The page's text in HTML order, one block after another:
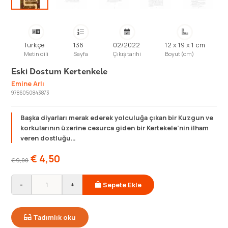
Türkçe
Metin dili
136
Sayfa
02/2022
Çıkış tarihi
12 x 19 x 1 cm
Boyut (cm)
Eski Dostum Kertenkele
Emine Arlı
9786050843873
Başka diyarları merak ederek yolculuğa çıkan bir Kuzgun ve
korkularının üzerine cesurca giden bir Kertekele’nin ilham
veren dostluğu…
€9,00 € 4,50
- + Sepete Ekle
Tadımlık oku